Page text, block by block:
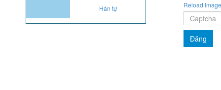
Hán tự Reload